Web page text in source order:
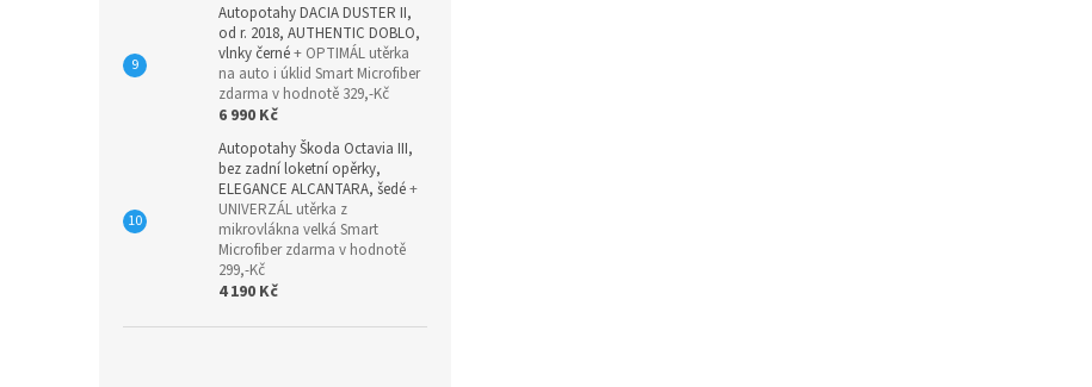
Autopotahy DACIA DUSTER II,
od r. 2018, AUTHENTIC DOBLO,
vlnky černé+ OPTIMÁL utěrka
na auto i úklid Smart Microfiber
zdarma v hodnotě 329,-Kč
6 990 Kč
Autopotahy Škoda Octavia III,
bez zadní loketní opěrky,
ELEGANCE ALCANTARA, šedé+
UNIVERZÁL utěrka z
mikrovlákna velká Smart
Microfiber zdarma v hodnotě
299,-Kč
4 190 Kč